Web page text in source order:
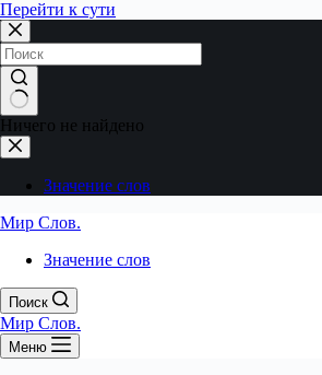
Перейти к сути
Ничего не найдено
Значение слов
Мир Слов.
Значение слов
Поиск
Мир Слов.
Меню